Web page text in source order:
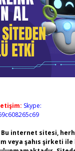
Skype:
Bu internet sitesi,
veya şahıs şirketi